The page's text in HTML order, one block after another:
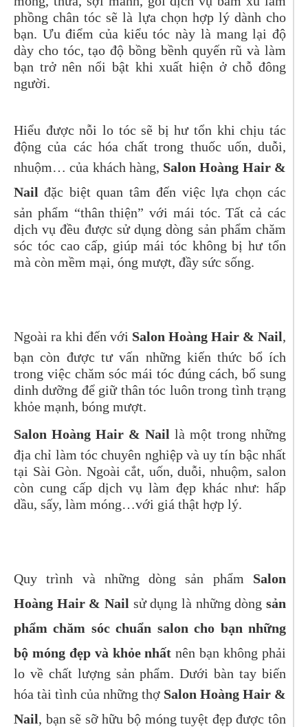
phồng chân tóc sẽ là lựa chọn hợp lý dành cho
bạn. Ưu điểm của kiểu tóc này là mang lại độ
dày cho tóc, tạo độ bồng bềnh quyến rũ và làm
bạn trở nên nổi bật khi xuất hiện ở chỗ đông
người.
Hiểu được nỗi lo tóc sẽ bị hư tổn khi chịu tác
động của các hóa chất trong thuốc uốn, duỗi,
nhuộm… của khách hàng, Salon Hoàng Hair &
Nail đặc biệt quan tâm đến việc lựa chọn các
sản phẩm “thân thiện” với mái tóc. Tất cả các
dịch vụ đều được sử dụng dòng sản phẩm chăm
sóc tóc cao cấp, giúp mái tóc không bị hư tổn
mà còn mềm mại, óng mượt, đầy sức sống.
Ngoài ra khi đến với Salon Hoàng Hair & Nail,
bạn còn được tư vấn những kiến thức bổ ích
trong việc chăm sóc mái tóc đúng cách, bổ sung
dinh dưỡng để giữ thân tóc luôn trong tình trạng
khỏe mạnh, bóng mượt.
Salon Hoàng Hair & Nail là một trong những
địa chỉ làm tóc chuyên nghiệp và uy tín bậc nhất
tại Sài Gòn. Ngoài cắt, uốn, duỗi, nhuộm, salon
còn cung cấp dịch vụ làm đẹp khác như: hấp
dầu, sấy, làm móng…với giá thật hợp lý.
Quy trình và những dòng sản phẩm Salon
Hoàng Hair & Nail sử dụng là những dòngsản
phẩm chăm sóc chuẩn salon cho bạn những
bộ móng đẹp và khỏe nhất nên bạn không phải
lo về chất lượng sản phẩm. Dưới bàn tay biến
hóa tài tình của những thợ Salon Hoàng Hair &
Nail, bạn sẽ sỡ hữu bộ móng tuyệt đẹp được tôn